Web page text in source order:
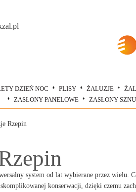
DZIEŃ NOC PLISY ŻALUZJE
ZASŁONY PANELOWE
ZASŁONY
Rzepin
system od lat wybierane przez wielu.
konserwacji, dzięki czemu